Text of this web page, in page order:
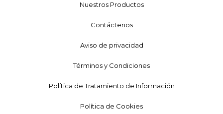
Nuestros Productos
Contáctenos
Aviso de privacidad
Términos y Condiciones
Política de Tratamiento de Información
Política de Cookies